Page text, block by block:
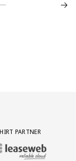
AFAS SOFTWARE
PARTNER
SHIRT PARTNER